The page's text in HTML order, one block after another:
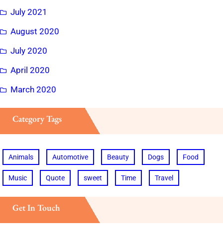
July 2021
August 2020
July 2020
April 2020
March 2020
Category Tags
Animals Automotive Beauty Dogs Food
Music Quote sweet Time Travel
Get In Touch